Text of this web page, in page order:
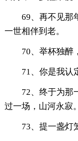
69、再不见那年
一世相伴到老。
70、举杯独醉，
71、你是我认定
72、终于为那一
过一场，山河永寂。
73、提一盏灯笼